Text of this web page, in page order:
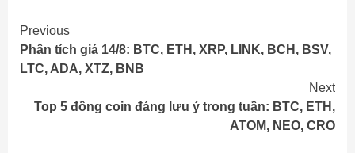
Continue
Reading
Previous
Phân tích giá 14/8: BTC, ETH, XRP, LINK, BCH, BSV,
LTC, ADA, XTZ, BNB
Next
Top 5 đồng coin đáng lưu ý trong tuần: BTC, ETH,
ATOM, NEO, CRO